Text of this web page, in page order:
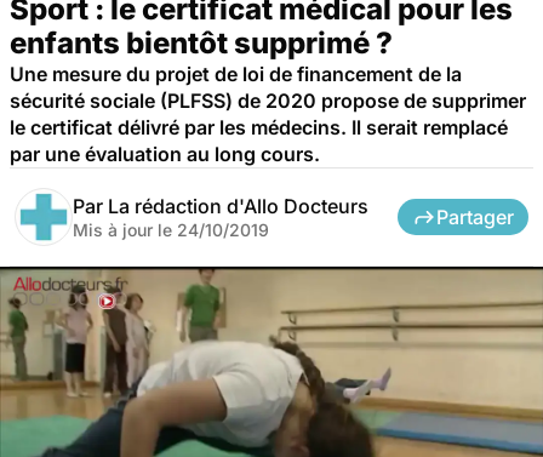
Sport : le certificat médical pour les
enfants bientôt supprimé ?
Une mesure du projet de loi de financement de la
sécurité sociale (PLFSS) de 2020 propose de supprimer
le certificat délivré par les médecins. Il serait remplacé
par une évaluation au long cours.
Par La rédaction d'Allo Docteurs
Mis à jour le 24/10/2019
Partager